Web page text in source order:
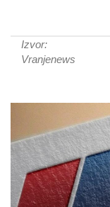
Izvor:
Vranjenews